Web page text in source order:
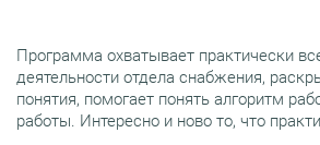
Программа охватывает практически
деятельности отдела снабжения,
понятия, помогает понять алгоритм
работы. Интересно и ново то, что